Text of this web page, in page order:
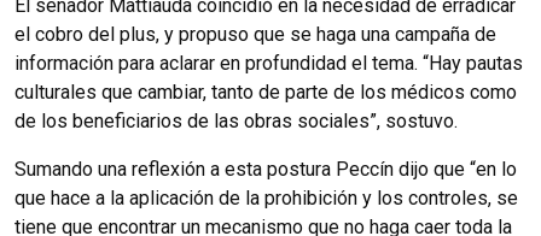
El senador Mattiauda coincidió en la necesidad de erradicar
el cobro del plus, y propuso que se haga una campaña de
información para aclarar en profundidad el tema. “Hay pautas
culturales que cambiar, tanto de parte de los médicos como
de los beneficiarios de las obras sociales”, sostuvo.
Sumando una reflexión a esta postura Peccín dijo que “en lo
que hace a la aplicación de la prohibición y los controles, se
tiene que encontrar un mecanismo que no haga caer toda la